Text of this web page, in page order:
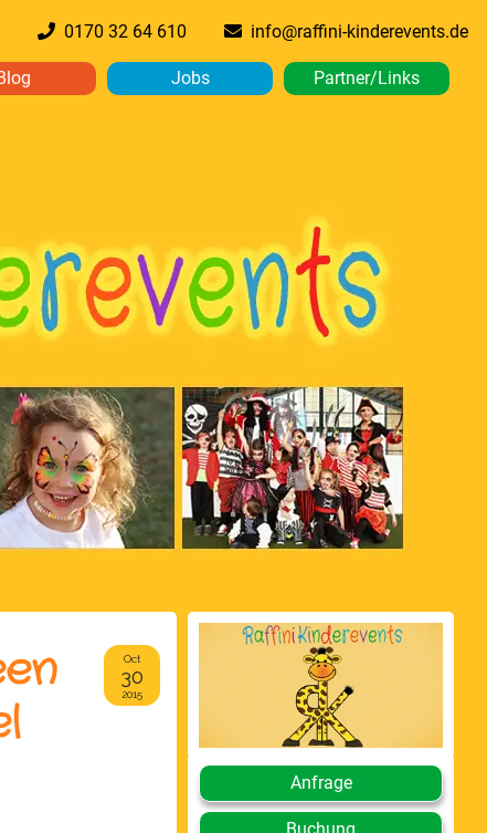
0170 32 64 610 info@raffini-kinderevents.de
Jobs Partner/Links
Oct
30
2015
Anfrage